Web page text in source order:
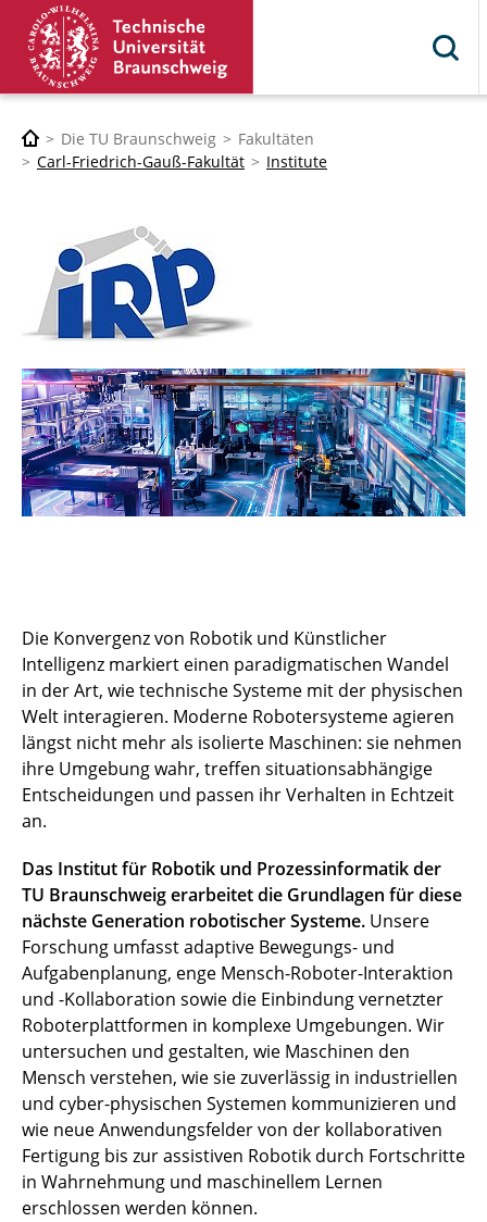
Die TU Braunschweig
Fakultäten
Carl-Friedrich-Gauß-Fakultät
Institute
Die Konvergenz von Robotik und Künstlicher
Intelligenz markiert einen paradigmatischen Wandel
in der Art, wie technische Systeme mit der physischen
Welt interagieren. Moderne Robotersysteme agieren
längst nicht mehr als isolierte Maschinen: sie nehmen
ihre Umgebung wahr, treffen situationsabhängige
Entscheidungen und passen ihr Verhalten in Echtzeit
an.
Das Institut für Robotik und Prozessinformatik der
TU Braunschweig erarbeitet die Grundlagen für diese
nächste Generation robotischer Systeme. Unsere
Forschung umfasst adaptive Bewegungs- und
Aufgabenplanung, enge Mensch-Roboter-Interaktion
und -Kollaboration sowie die Einbindung vernetzter
Roboterplattformen in komplexe Umgebungen. Wir
untersuchen und gestalten, wie Maschinen den
Mensch verstehen, wie sie zuverlässig in industriellen
und cyber-physischen Systemen kommunizieren und
wie neue Anwendungsfelder von der kollaborativen
Fertigung bis zur assistiven Robotik durch Fortschritte
in Wahrnehmung und maschinellem Lernen
erschlossen werden können.